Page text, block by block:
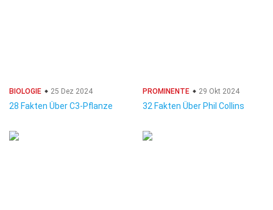
BIOLOGIE 25 Dez 2024
28 Fakten Über C3-Pflanze
PROMINENTE 29 Okt 2024
32 Fakten Über Phil Collins